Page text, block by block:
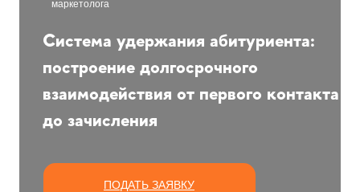
Система удержания абитуриента:
построение долгосрочного
взаимодействия от первого контакта
до зачисления
маркетолога
ПОДАТЬ ЗАЯВКУ